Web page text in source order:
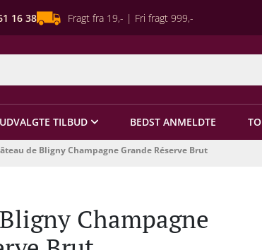
16 38 Fragt fra 19,- | Fri fragt 999,-
UDVALGTE TILBUD BEDST ANMELDTE
de Bligny Champagne Grande Réserve Brut
Champagne